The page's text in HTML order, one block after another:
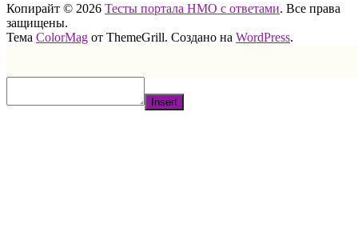
Копирайт © 2026 Тесты портала НМО с ответами. Все права
защищены.
Тема ColorMag от ThemeGrill. Создано на WordPress.
Insert